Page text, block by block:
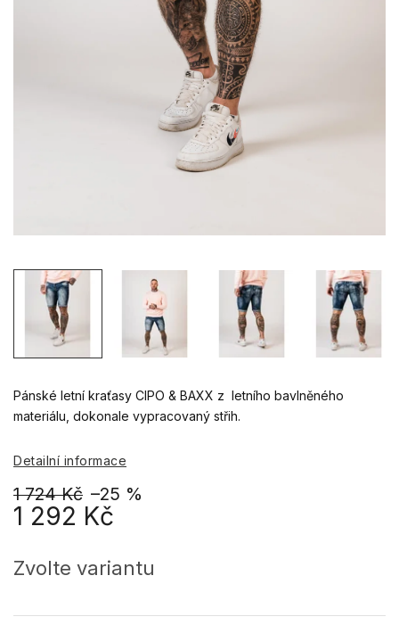
1 724 Kč –25 %
1 292 Kč
cena:
Zvolte variantu
Pánské letní kraťasy CIPO & BAXX z letního bavlněného
materiálu, dokonale vypracovaný střih.
Detailní informace